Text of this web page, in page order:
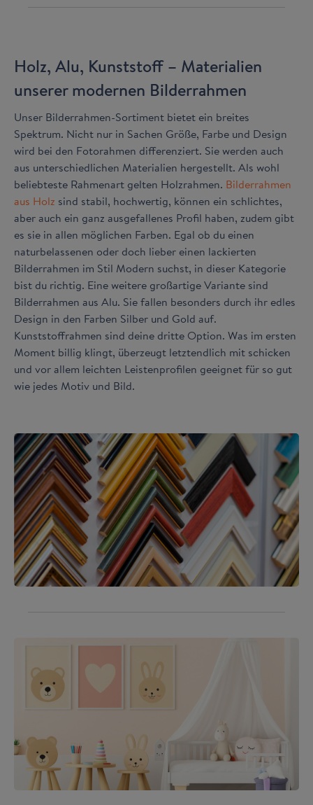
Holz, Alu, Kunststoff – Materialien
unserer modernen Bilderrahmen
Unser Bilderrahmen-Sortiment bietet ein breites
Spektrum. Nicht nur in Sachen Größe, Farbe und Design
wird bei den Fotorahmen differenziert. Sie werden auch
aus unterschiedlichen Materialien hergestellt. Als wohl
beliebteste Rahmenart gelten Holzrahmen. Bilderrahmen
aus Holz sind stabil, hochwertig, können ein schlichtes,
aber auch ein ganz ausgefallenes Profil haben, zudem gibt
es sie in allen möglichen Farben. Egal ob du einen
naturbelassenen oder doch lieber einen lackierten
Bilderrahmen im Stil Modern suchst, in dieser Kategorie
bist du richtig. Eine weitere großartige Variante sind
Bilderrahmen aus Alu. Sie fallen besonders durch ihr edles
Design in den Farben Silber und Gold auf.
Kunststoffrahmen sind deine dritte Option. Was im ersten
Moment billig klingt, überzeugt letztendlich mit schicken
und vor allem leichten Leistenprofilen geeignet für so gut
wie jedes Motiv und Bild.